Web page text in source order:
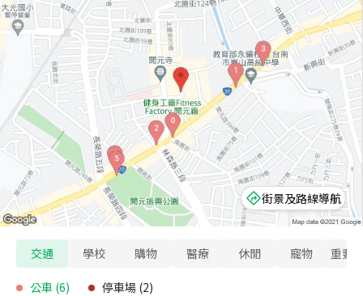
街景及路線導航
交通 學校 購物 醫療 休閒 寵物 重要
公車 (6) 停車場 (2)